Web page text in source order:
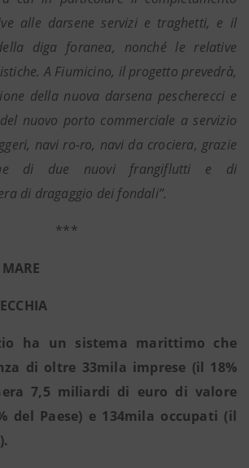
alle darsene servizi e traghetti, e il
diga foranea, nonché le relative
A Fiumicino, il progetto prevedrà,
della nuova darsena pescherecci e
nuovo porto commerciale a servizio
navi ro-ro, navi da crociera, grazie
di due nuovi frangiflutti e di
di dragaggio dei fondali”.
***
ha un sistema marittimo che
di oltre 33mila imprese (il 18%
7,5 miliardi di euro di valore
del Paese) e 134mila occupati (il